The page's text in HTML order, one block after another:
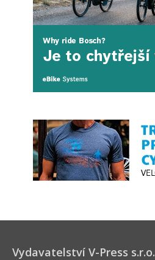
Vydavatelství V-Press s.r.o.